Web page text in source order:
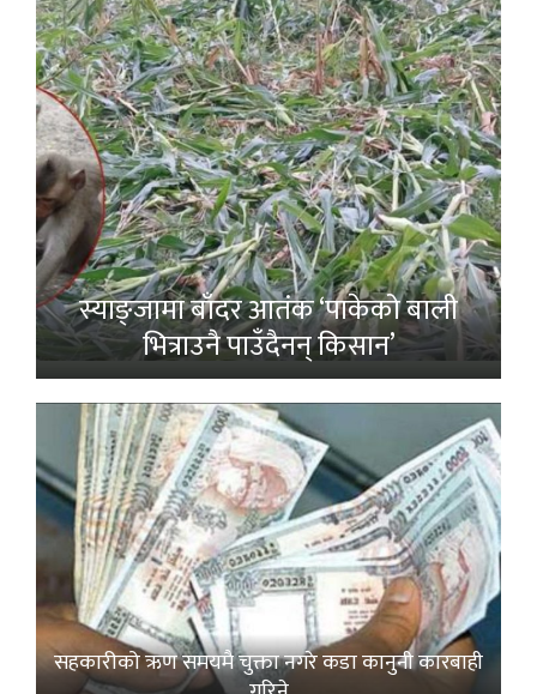
स्याङ्जामा बाँदर आतंक ‘पाकेको बाली
भित्राउनै पाउँदैनन् किसान’
सहकारीको ऋण समयमै चुक्ता नगरे कडा कानुनी कारबाही